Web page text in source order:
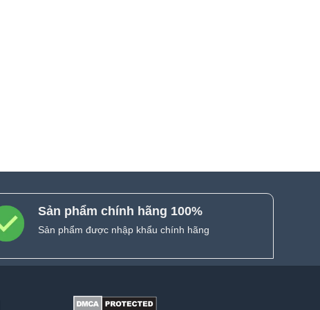
Sản phẩm chính hãng 100%
Sản phẩm được nhập khẩu chính hãng